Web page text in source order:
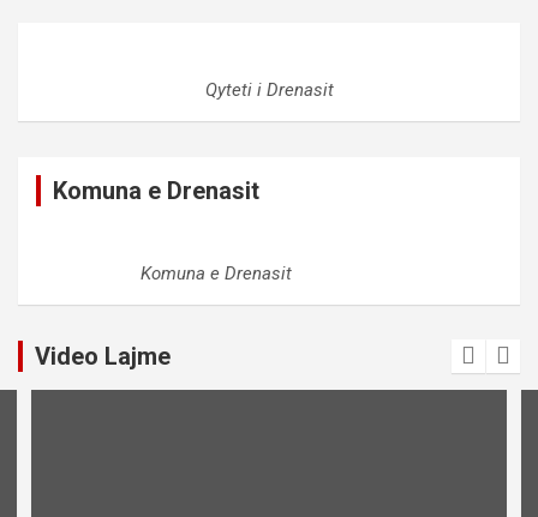
Qyteti i Drenasit
Komuna e Drenasit
Komuna e Drenasit
Video Lajme